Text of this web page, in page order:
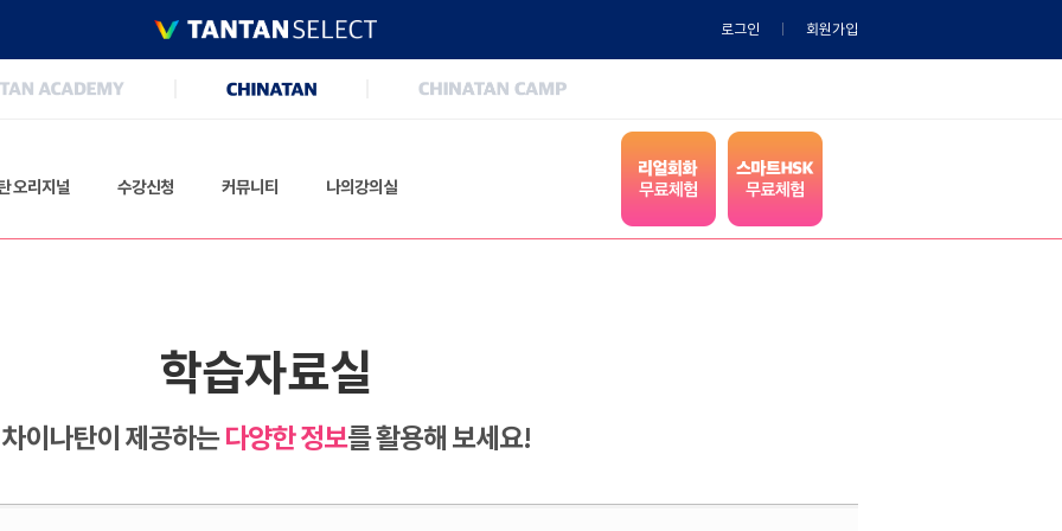
로그인 회원가입
오리지널 수강신청 커뮤니티 나의강의실
학습자료실
차이나탄이 제공하는다양한 정보를 활용해 보세요!